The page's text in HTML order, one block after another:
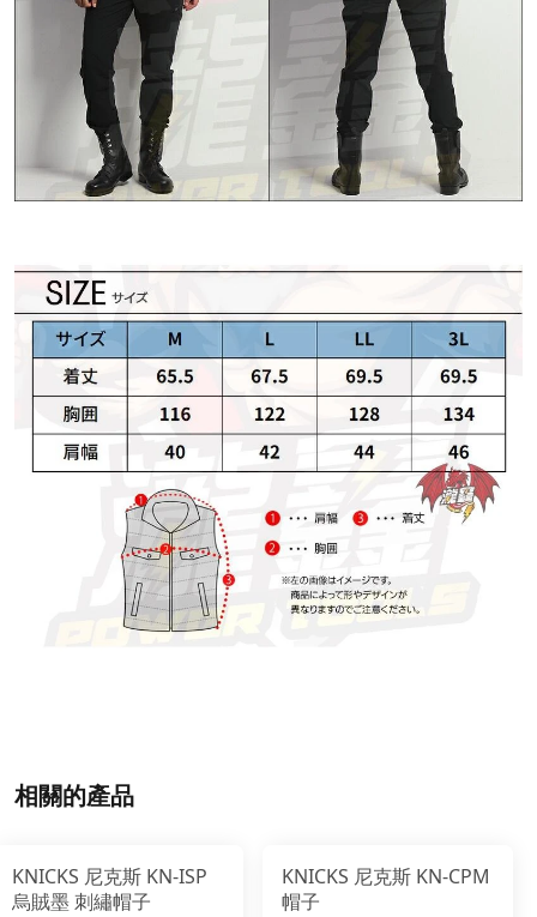
相關的產品
KNICKS 尼克斯 KN-ISP
烏賊墨 刺繡帽子
KNICKS 尼克斯 KN-CPM
帽子